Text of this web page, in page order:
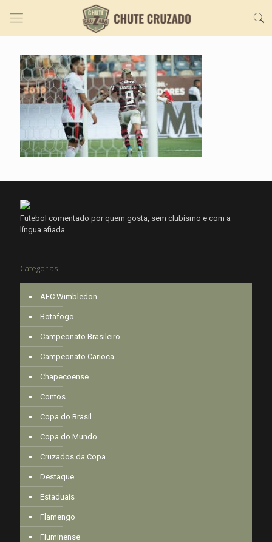
Futebol comentado por quem gosta, sem clubismo e com a
língua afiada.
Categorias
AFC Wimbledon
Botafogo
Campeonato Brasileiro
Campeonato Carioca
Chapecoense
Contos
Copa do Brasil
Copa do Mundo
Cruzados da Copa
Destaque
Estaduais
Flamengo
Fluminense